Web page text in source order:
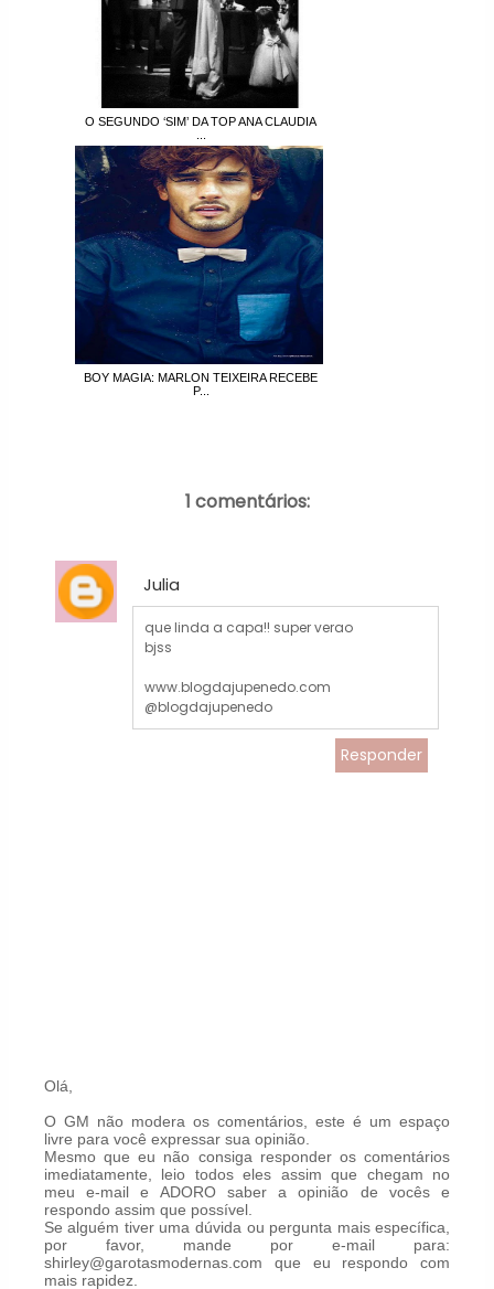
O SEGUNDO ‘SIM’ DA TOP ANA CLAUDIA
BOY MAGIA: MARLON TEIXEIRA RECEBE
P...
1 comentários:
Julia
que linda a capa!! super verao
bjss
www.blogdajupenedo.com
@blogdajupenedo
Responder
Olá,
O GM não modera os comentários, este é um espaço
livre para você expressar sua opinião.
Mesmo que eu não consiga responder os comentários
imediatamente, leio todos eles assim que chegam no
meu e-mail e ADORO saber a opinião de vocês e
respondo assim que possível.
Se alguém tiver uma dúvida ou pergunta mais específica,
por favor, mande por e-mail para:
shirley@garotasmodernas.com que eu respondo com
mais rapidez.